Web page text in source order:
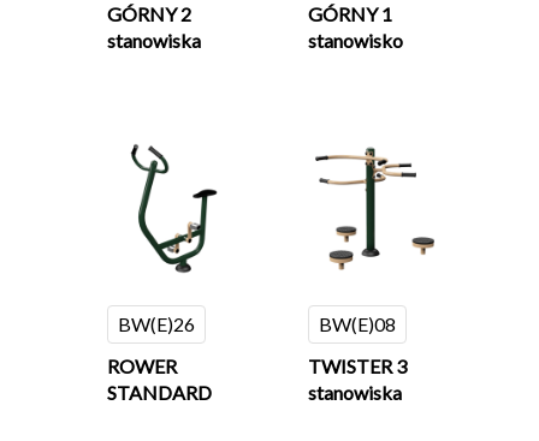
GÓRNY 2
stanowiska
GÓRNY 1
stanowisko
BW(E)26
ROWER
STANDARD
BW(E)08
TWISTER 3
stanowiska